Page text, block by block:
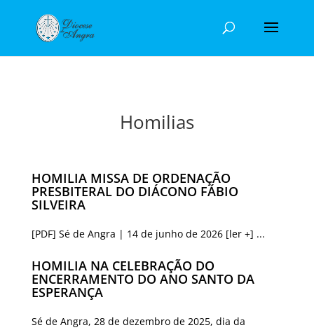
Homilias
HOMILIA MISSA DE ORDENAÇÃO
PRESBITERAL DO DIÁCONO FÁBIO
SILVEIRA
[PDF] Sé de Angra | 14 de junho de 2026 [ler +] ...
HOMILIA NA CELEBRAÇÃO DO
ENCERRAMENTO DO ANO SANTO DA
ESPERANÇA
Sé de Angra, 28 de dezembro de 2025, dia da